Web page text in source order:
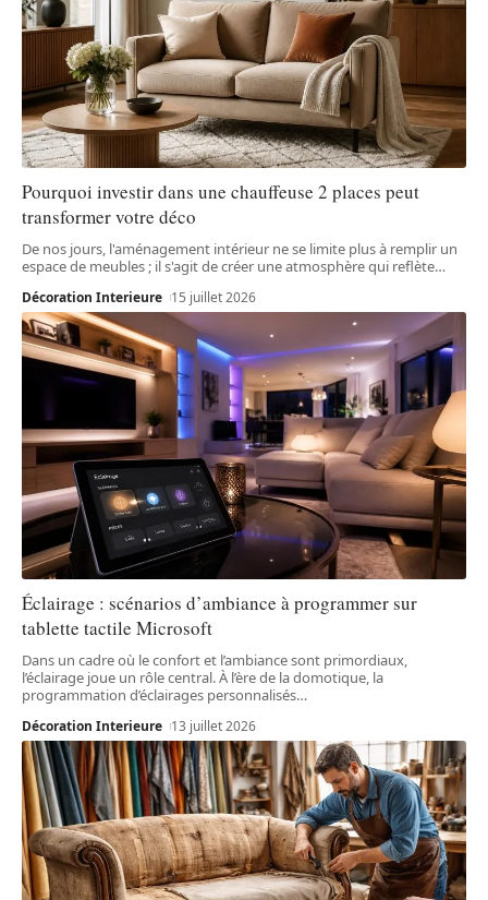
Pourquoi investir dans une chauffeuse 2 places peut
transformer votre déco
De nos jours, l'aménagement intérieur ne se limite plus à remplir un
espace de meubles ; il s'agit de créer une atmosphère qui reflète…
Décoration Interieure 15 juillet 2026
Éclairage : scénarios d’ambiance à programmer sur
tablette tactile Microsoft
Dans un cadre où le confort et l’ambiance sont primordiaux,
l’éclairage joue un rôle central. À l’ère de la domotique, la
programmation d’éclairages personnalisés…
Décoration Interieure 13 juillet 2026